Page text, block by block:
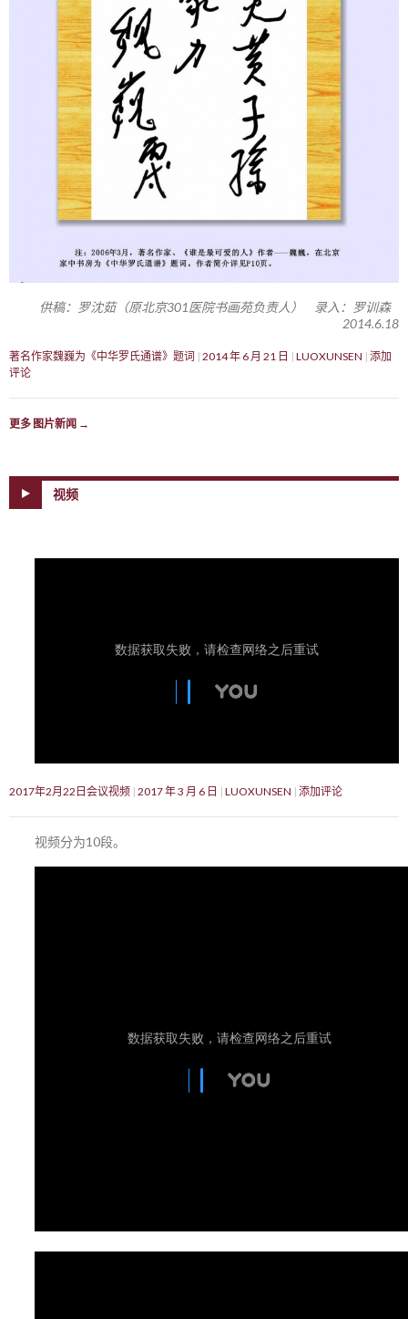
供稿：罗沈茹（原北京301医院书画苑负责人） 录入：罗训森
2014.6.18
著名作家魏巍为《中华罗氏通谱》题词 2014 年 6 月 21 日 LUOXUNSEN 添加
评论
更多 图片新闻 →
视频
2017年2月22日会议视频 2017 年 3 月 6 日 LUOXUNSEN 添加评论
视频分为10段。